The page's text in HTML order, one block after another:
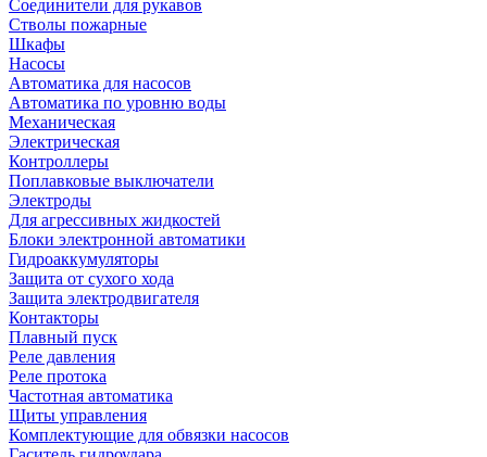
Соединители для рукавов
Стволы пожарные
Шкафы
Насосы
Автоматика для насосов
Автоматика по уровню воды
Механическая
Электрическая
Контроллеры
Поплавковые выключатели
Электроды
Для агрессивных жидкостей
Блоки электронной автоматики
Гидроаккумуляторы
Защита от сухого хода
Защита электродвигателя
Контакторы
Плавный пуск
Реле давления
Реле протока
Частотная автоматика
Щиты управления
Комплектующие для обвязки насосов